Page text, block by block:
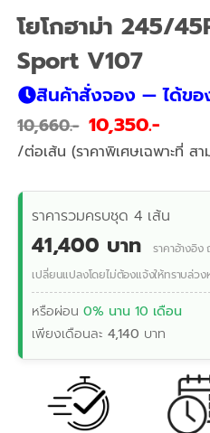
โยโกฮาม่า 245/
Sport V107
สินค้าสั่งจอง — ได้ขอ
10,660 10,350
/ต่อเส้น (ราคาพิเศษเฉพาะที่ สา
ราคารวมครบชุด 4 เส้น
41,400 บาท
ราคาอ้างอิ
เปลี่ยนแปลงโดยไม่ต้องแจ้งให้ทราบล่วง
หรือผ่อน0% นาน 10 เดือน
เพียงเดือนละ4,140 บาท